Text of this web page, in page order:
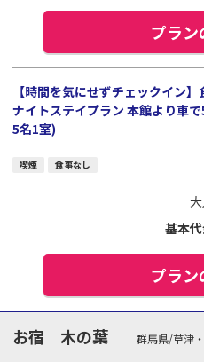
プラン
【時間を気にせずチェックイン
ナイトステイプラン 本館より車
5名1室)
喫煙 食事なし
基本
プラン
お宿 木の葉
群馬県/草津